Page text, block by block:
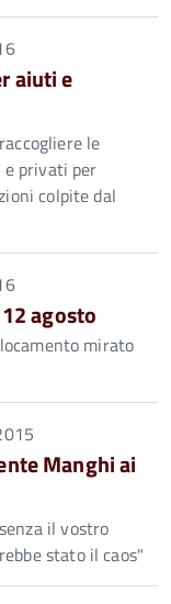
aiuti e
le
e privati per
colpite dal
agosto
mirato
Manghi ai
il vostro
stato il caos"